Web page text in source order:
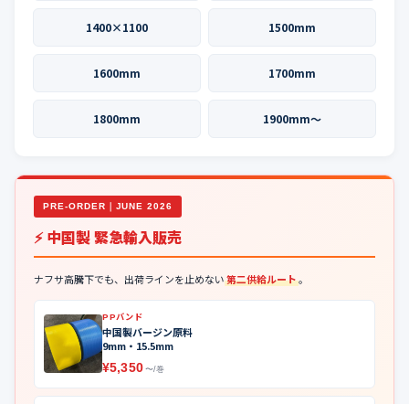
1400×1100 1500mm
1600mm 1700mm
1800mm 1900mm〜
PRE-ORDER｜JUNE 2026
⚡ 中国製 緊急輸入販売
ナフサ高騰下でも、出荷ラインを止めない第二供給ルート。
PPバンド
中国製バージン原料
9mm・15.5mm
¥5,350 〜/巻